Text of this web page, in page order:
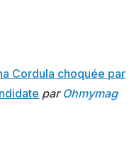
Cordula choquée par
par Ohmymag